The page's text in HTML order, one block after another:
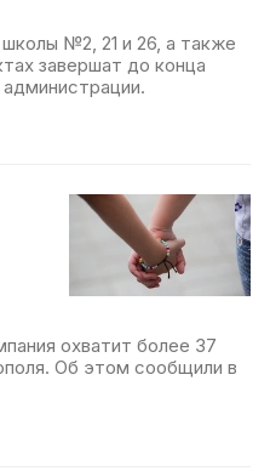
№2, 21 и 26, а также
завершат до конца
охватит более 37
Об этом сообщили в